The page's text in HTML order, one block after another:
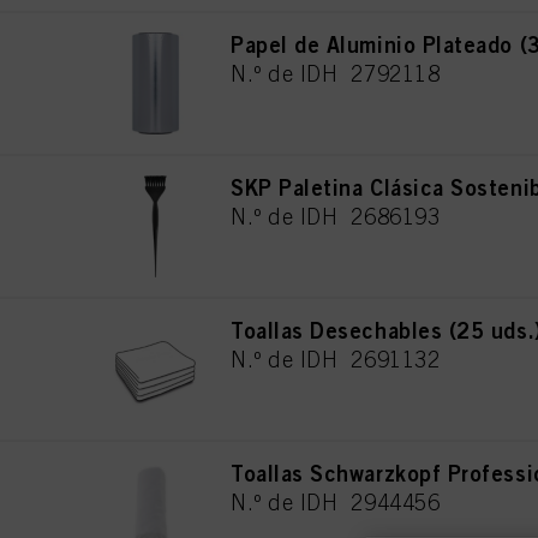
Papel de Aluminio Plateado
N.º de IDH 2792118
SKP Paletina Clásica
N.º de IDH 2686193
Toallas Desechables (25
N.º de IDH 2691132
Toallas Schwarzkopf
N.º de IDH 2944456